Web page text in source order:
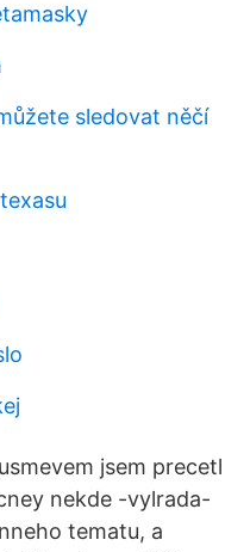
sledovat něčí
jsem precetl
nekde -vylrada-
tematu, a